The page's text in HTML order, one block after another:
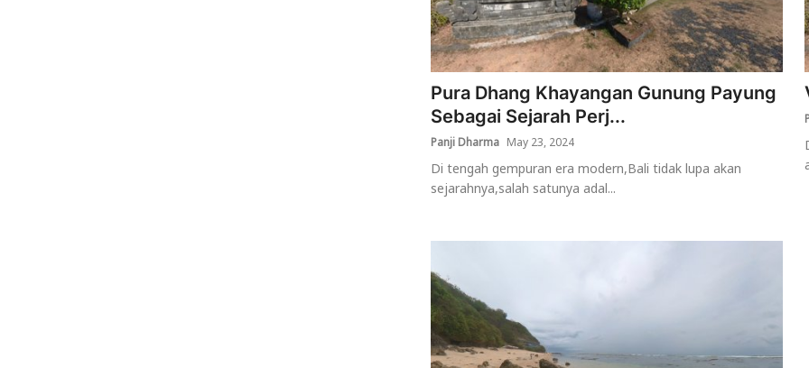
Pura Dhang Khayangan Gunung Payung
Sebagai Sejarah Perj...
Panji Dharma May 23, 2024
Di tengah gempuran era modern,Bali tidak lupa akan
sejarahnya,salah satunya adal...